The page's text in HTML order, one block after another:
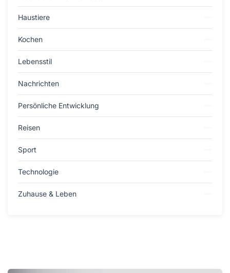
Haustiere
Kochen
Lebensstil
Nachrichten
Persönliche Entwicklung
Reisen
Sport
Technologie
Zuhause & Leben